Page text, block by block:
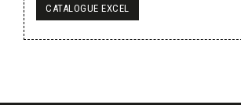
CATALOGUE EXCEL